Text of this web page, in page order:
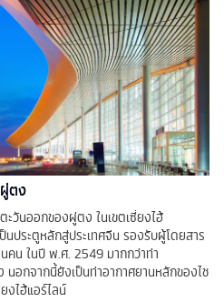
ตง
วันออกของผู่ตง ในเขตเซี่ยงไฮ้
นประตูหลักสู่ประเทศจีน รองรับผู้โดยสาร
นคน ในปี พ.ศ. 2549 มากกว่าท่า
นอกจากนี้ยังเป็นท่าอากาศยานหลักของไช
งไฮ้แอร์ไลน์